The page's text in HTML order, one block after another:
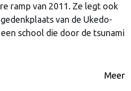
ramp van 2011. Ze legt ook
van de Ukedo-
school die door de tsunami
Meer